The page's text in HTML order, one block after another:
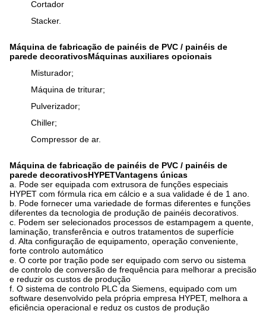
Cortador
Stacker.
Máquina de fabricação de painéis de PVC / painéis de
parede decorativosMáquinas auxiliares opcionais
Misturador;
Máquina de triturar;
Pulverizador;
Chiller;
Compressor de ar.
Máquina de fabricação de painéis de PVC / painéis de
parede decorativosHYPETVantagens únicas
a. Pode ser equipada com extrusora de funções especiais
HYPET com fórmula rica em cálcio e a sua validade é de 1 ano.
b. Pode fornecer uma variedade de formas diferentes e funções
diferentes da tecnologia de produção de painéis decorativos.
c. Podem ser selecionados processos de estampagem a quente,
laminação, transferência e outros tratamentos de superfície
d. Alta configuração de equipamento, operação conveniente,
forte controlo automático
e. O corte por tração pode ser equipado com servo ou sistema
de controlo de conversão de frequência para melhorar a precisão
e reduzir os custos de produção
f. O sistema de controlo PLC da Siemens, equipado com um
software desenvolvido pela própria empresa HYPET, melhora a
eficiência operacional e reduz os custos de produção